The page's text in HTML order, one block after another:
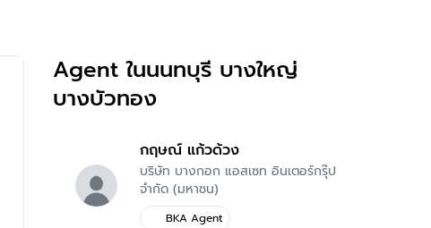
Agent ในนนทบุรี บางใหญ่
บางบัวทอง
กฤษณ์ แก้วด้วง
บริษัท บางกอก แอสเซท อินเตอร์กรุ๊ป
จำกัด (มหาชน)
BKA Agent